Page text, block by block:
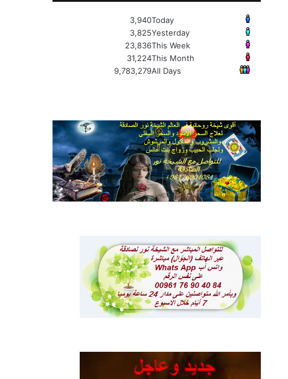
Today
3,940
Yesterday
3,825
This Week
23,836
This Month
31,224
All Days
9,783,279